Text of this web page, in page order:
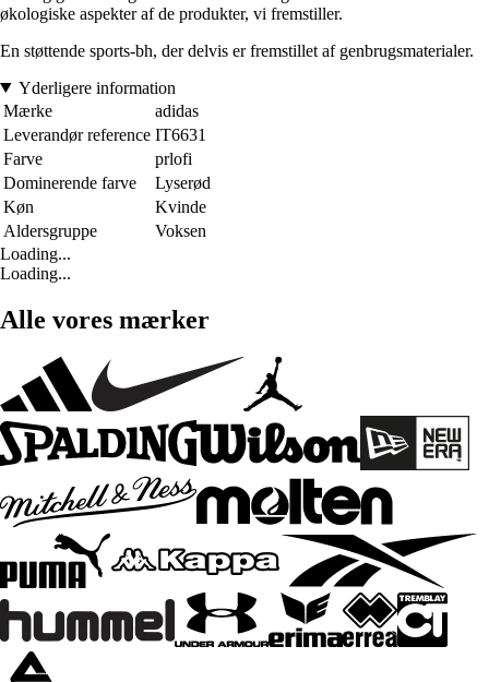
økologiske aspekter af de produkter, vi fremstiller.
En støttende sports-bh, der delvis er fremstillet af genbrugsmaterialer.
Yderligere information
Mærke
adidas
Leverandør reference IT6631
Farve
prlofi
Dominerende farve
Lyserød
Køn
Kvinde
Aldersgruppe
Voksen
Loading...
Loading...
Alle vores mærker